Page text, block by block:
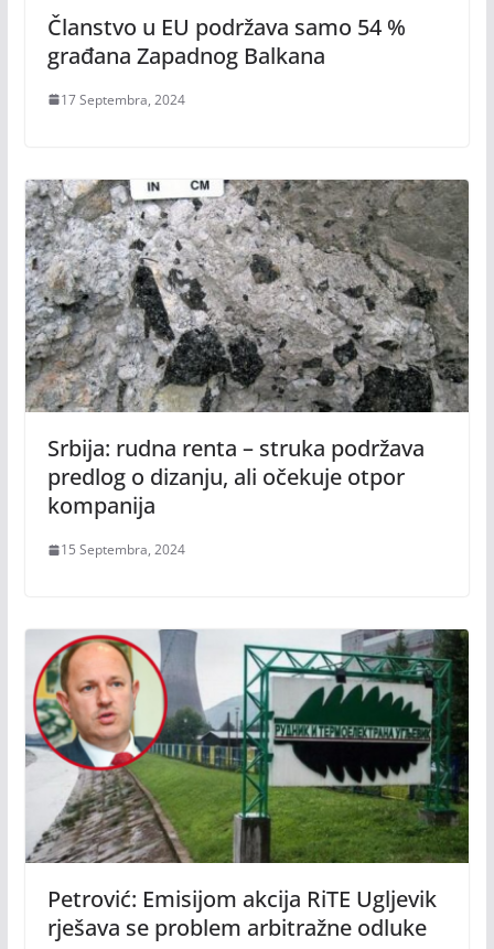
Članstvo u EU podržava samo 54 %
građana Zapadnog Balkana
17 Septembra, 2024
Srbija: rudna renta – struka podržava
predlog o dizanju, ali očekuje otpor
kompanija
15 Septembra, 2024
Petrović: Emisijom akcija RiTE Ugljevik
rješava se problem arbitražne odluke